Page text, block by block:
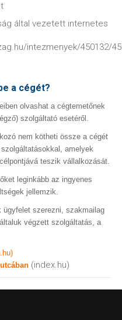
által vezetett internetes
intezmenyek/450132/
a cégét?
olvashat a cégtemetőnek
szolgáltató esetéről.
nem kötheti össze a cégét
amelyek
teszik vállalkozását.
leginkább az ingyenes
jellemzik.
szerezni, szakmailag
végzett szolgáltatás, a
(index.hu)